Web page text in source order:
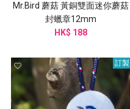
Mr.Bird 蘑菇 黃銅雙面迷你蘑菇
封蠟章12mm
HK$ 188
訂製